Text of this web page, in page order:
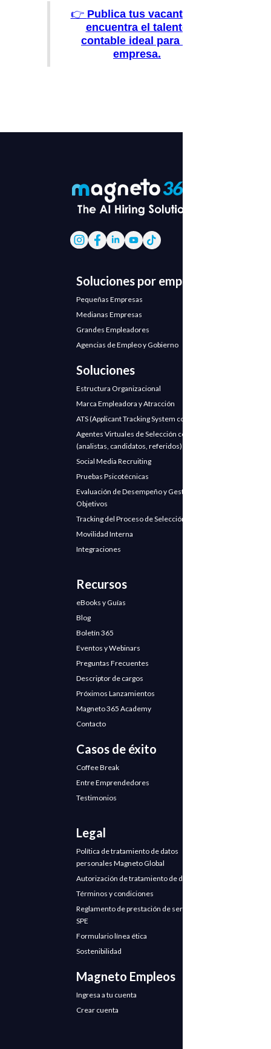
👉 Publica tus vacantes y
encuentra el talento
contable ideal para tu
empresa.
Soluciones por empresa
Pequeñas Empresas
Medianas Empresas
Grandes Empleadores
Agencias de Empleo y Gobierno
Soluciones
Estructura Organizacional
Marca Empleadora y Atracción
ATS (Applicant Tracking System con IA)
Agentes Virtuales de Selección con IA
(analistas, candidatos, referidos)
Social Media Recruiting
Pruebas Psicotécnicas
Evaluación de Desempeño y Gestión de
Objetivos
Tracking del Proceso de Selección
Movilidad Interna
Integraciones
Recursos
eBooks y Guías
Blog
Boletín 365
Eventos y Webinars
Preguntas Frecuentes
Descriptor de cargos
Próximos Lanzamientos
Magneto 365 Academy
Contacto
Casos de éxito
Coffee Break
Entre Emprendedores
Testimonios
Legal
Política de tratamiento de datos
personales Magneto Global
Autorización de tratamiento de datos
Términos y condiciones
Reglamento de prestación de servicios
SPE
Formulario línea ética
Sostenibilidad
Magneto Empleos
Ingresa a tu cuenta
Crear cuenta